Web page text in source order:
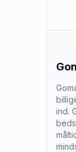
ind.